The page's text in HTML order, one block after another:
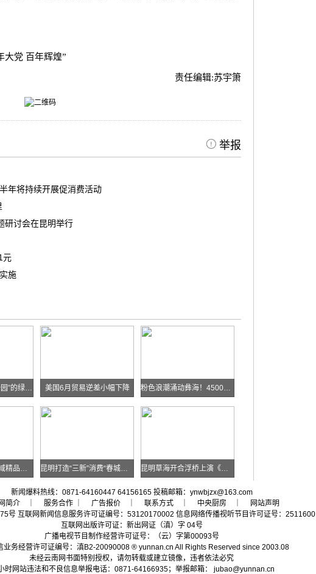
大党 百年辉煌”
责任编辑:苏宇箫
举报
年将持续开展促消费活动
研讨会在昆明举行
元
施
华能糯扎渡“两站一园”的绿色实践 美国6月贸易逆差小幅下降 粉色浪潮涌动彝海！4500余名跑者乐跑楚雄喜迎火把节
云南发布多条跨区域精品自驾线路 昆明打造“三新”消费“春城样板” 昆明草海开合浮桥上演《目瑙纵歌》刀舞
新闻爆料热线：0871-64160447 64156165 投稿邮箱：ynwbjzx@163.com
简介 ｜ 服务合作 ｜ 广告报价 联系方式 中央厨房
网站声明
号 互联网新闻信息服务许可证编号：53120170002 信息网络传播视听节目许可证号：2511600
互联网出版许可证：新出网证（滇）字 04号
广播电视节目制作经营许可证号：（云）字第00093号
业务经营许可证编号：滇B2-20090008® yunnan.cn All Rights Reserved since 2003.08
未经云南网书面特别授权，请勿转载或建立镜像，违者依法必究
时网站违法和不良信息举报电话：0871-64166935；举报邮箱： jubao@yunnan.cn